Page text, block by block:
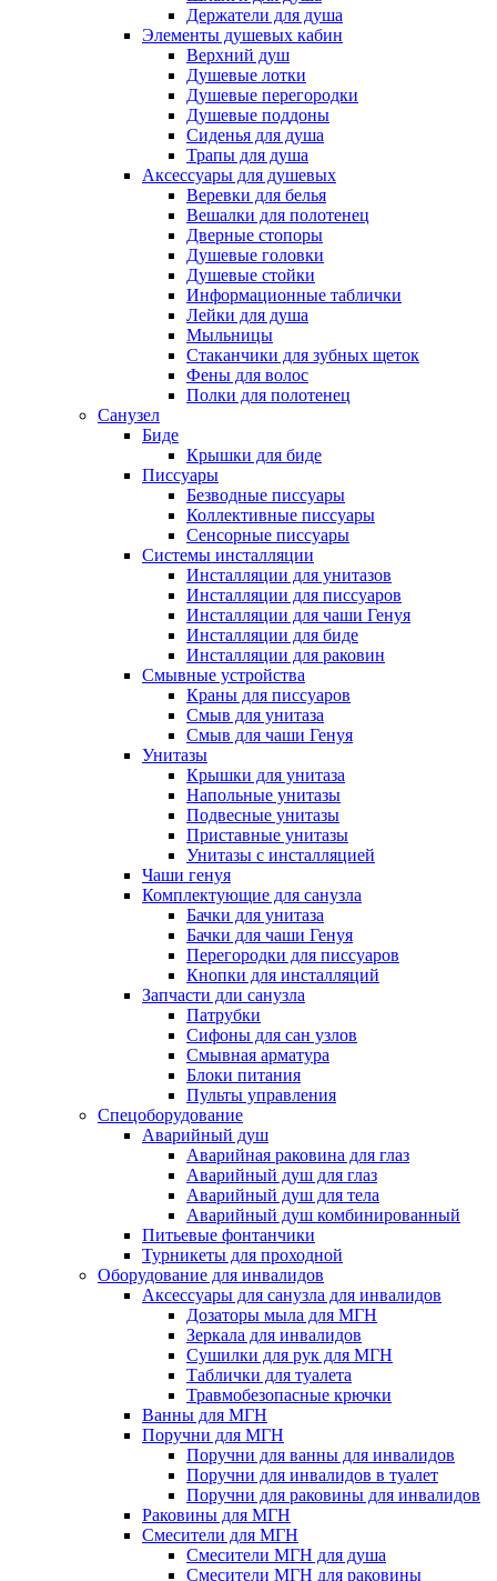
Держатели для душа
Элементы душевых кабин
Верхний душ
Душевые лотки
Душевые перегородки
Душевые поддоны
Сиденья для душа
Трапы для душа
Аксессуары для душевых
Веревки для белья
Вешалки для полотенец
Дверные стопоры
Душевые головки
Душевые стойки
Информационные таблички
Лейки для душа
Мыльницы
Стаканчики для зубных щеток
Фены для волос
Полки для полотенец
Санузел
Биде
Крышки для биде
Писсуары
Безводные писсуары
Коллективные писсуары
Сенсорные писсуары
Системы инсталляции
Инсталляции для унитазов
Инсталляции для писсуаров
Инсталляции для чаши Генуя
Инсталляции для биде
Инсталляции для раковин
Смывные устройства
Краны для писсуаров
Смыв для унитаза
Смыв для чаши Генуя
Унитазы
Крышки для унитаза
Напольные унитазы
Подвесные унитазы
Приставные унитазы
Унитазы с инсталляцией
Чаши генуя
Комплектующие для санузла
Бачки для унитаза
Бачки для чаши Генуя
Перегородки для писсуаров
Кнопки для инсталляций
Запчасти дли санузла
Патрубки
Сифоны для сан узлов
Смывная арматура
Блоки питания
Пульты управления
Спецоборудование
Аварийный душ
Аварийная раковина для глаз
Аварийный душ для глаз
Аварийный душ для тела
Аварийный душ комбинированный
Питьевые фонтанчики
Турникеты для проходной
Оборудование для инвалидов
Аксессуары для санузла для инвалидов
Дозаторы мыла для МГН
Зеркала для инвалидов
Сушилки для рук для МГН
Таблички для туалета
Травмобезопасные крючки
Ванны для МГН
Поручни для МГН
Поручни для ванны для инвалидов
Поручни для инвалидов в туалет
Поручни для раковины для инвалидов
Раковины для МГН
Смесители для МГН
Смесители МГН для душа
Смесители МГН для раковины